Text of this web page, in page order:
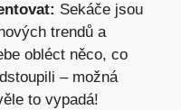
Sekáče jsou
trendů a
obléct něco, co
– možná
to vypadá!